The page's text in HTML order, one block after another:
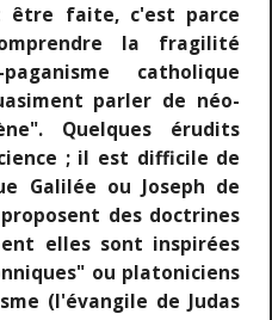
être faite, c'est parce
la fragilité
catholique
parler de néo-
Quelques érudits
; il est difficile de
Galilée ou Joseph de
des doctrines
elles sont inspirées
ou platoniciens
(l'évangile de Judas